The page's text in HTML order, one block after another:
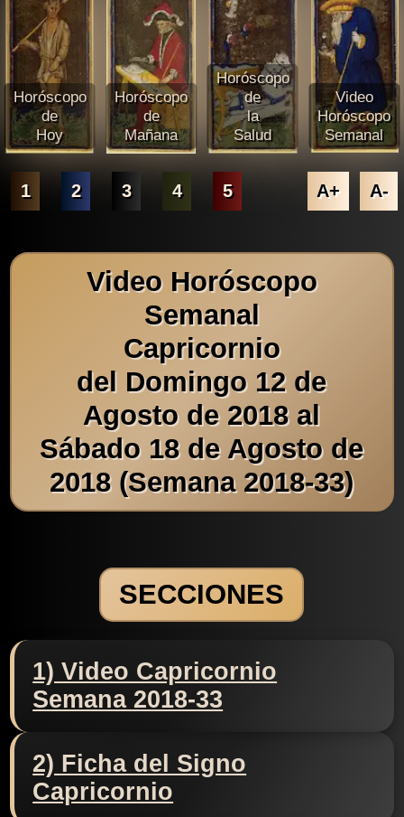
Horóscopo
de
Hoy
Horóscopo
de
Mañana
Horóscopo
de
la
Salud
Video
Horóscopo
Semanal
1 2 3 4 5 A+ A-
Video Horóscopo
Semanal
Capricornio
del Domingo 12 de
Agosto de 2018 al
Sábado 18 de Agosto de
2018 (Semana 2018-33)
SECCIONES
1) Video Capricornio
Semana 2018-33
2) Ficha del Signo
Capricornio